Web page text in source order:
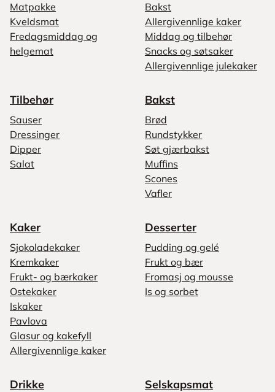
Matpakke
Kveldsmat
Fredagsmiddag og
helgemat
Bakst
Allergivennlige kaker
Middag og tilbehør
Snacks og søtsaker
Allergivennlige julekaker
Tilbehør
Sauser
Dressinger
Dipper
Salat
Bakst
Brød
Rundstykker
Søt gjærbakst
Muffins
Scones
Vafler
Kaker
Sjokoladekaker
Kremkaker
Frukt- og bærkaker
Ostekaker
Iskaker
Pavlova
Glasur og kakefyll
Allergivennlige kaker
Desserter
Pudding og gelé
Frukt og bær
Fromasj og mousse
Is og sorbet
Drikke Selskapsmat